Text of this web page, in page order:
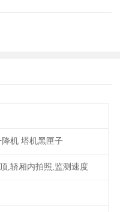
机 塔机黑匣子
,轿厢内拍照,监测速度